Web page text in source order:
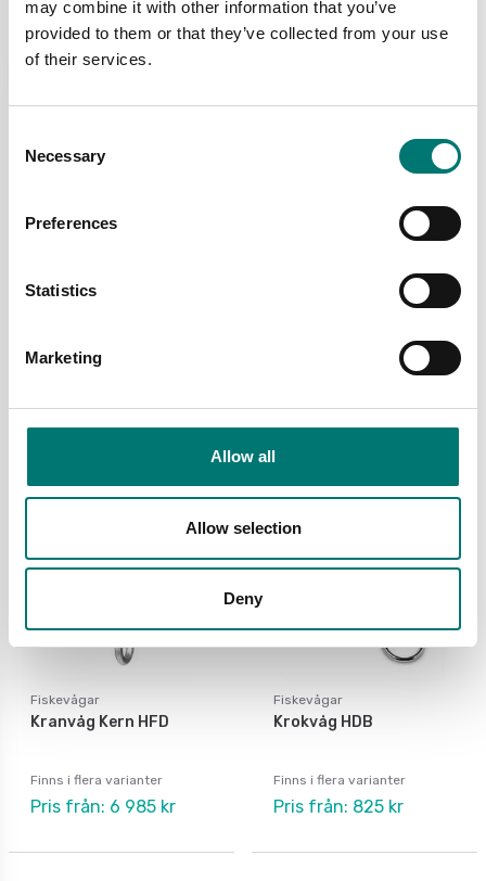
may combine it with other information that you’ve
provided to them or that they’ve collected from your use
of their services.
Selection
Necessary
Preferences
Statistics
Marketing
Allow all
Allow selection
Deny
Kampanj
Hängvåg, laddbart
Finns i flera varianter
Hängvåg digital Salter
Artikelnr: ElectroSamson
Fiskevågar
Kranvåg Kern HFD
Finns i flera varianter
Pris från: 6 985 kr
Fiskevågar
Krokvåg HDB
Finns i flera varianter
Pris från: 825 kr